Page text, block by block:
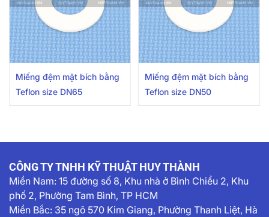
Miếng đệm mặt bích bằng
Teflon size DN65
Miếng đệm mặt bích bằng
Teflon size DN50
CÔNG TY TNHH KỸ THUẬT HUY THÀNH
Miền Nam: 15 đường số 8, Khu nhà ở Bình Chiểu 2, Khu
phố 2, Phường Tam Bình, TP HCM
Miền Bắc: 35 ngõ 570 Kim Giang, Phường Thanh Liệt, Hà